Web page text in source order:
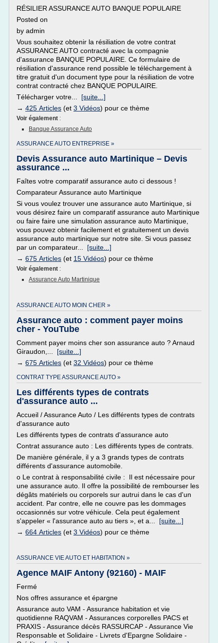
RÉSILIER ASSURANCE AUTO BANQUE POPULAIRE
Posted on
by admin
Vous souhaitez obtenir la résiliation de votre contrat
ASSURANCE AUTO contracté avec la compagnie
d'assurance BANQUE POPULAIRE. Ce formulaire de
résiliation d'assurance rend possible le téléchargement à
titre gratuit d'un document type pour la résiliation de votre
contrat contracté chez BANQUE POPULAIRE.
Télécharger votre... [suite...]
→ 425 Articles (et 3 Vidéos) pour ce thème
Voir également :
Banque Assurance Auto
ASSURANCE AUTO ENTREPRISE »
Devis Assurance auto Martinique – Devis
assurance ...
Faîtes votre comparatif assurance auto ci dessous !
Comparateur Assurance auto Martinique
Si vous voulez trouver une assurance auto Martinique, si
vous désirez faire un comparatif assurance auto Martinique
ou faire faire une simulation assurance auto Martinique,
vous pouvez obtenir facilement et gratuitement un devis
assurance auto martinique sur notre site. Si vous passez
par un comparateur... [suite...]
→ 675 Articles (et 15 Vidéos) pour ce thème
Voir également :
Assurance Auto Martinique
ASSURANCE AUTO MOIN CHER »
Assurance auto : comment payer moins
cher - YouTube
Comment payer moins cher son assurance auto ? Arnaud
Giraudon,... [suite...]
→ 675 Articles (et 32 Vidéos) pour ce thème
CONTRAT TYPE ASSURANCE AUTO »
Les différents types de contrats
d'assurance auto ...
Accueil / Assurance Auto / Les différents types de contrats
d'assurance auto
Les différents types de contrats d'assurance auto
Contrat assurance auto : Les différents types de contrats.
De manière générale, il y a 3 grands types de contrats
différents d'assurance automobile.
o Le contrat à responsabilité civile : Il est nécessaire pour
une assurance auto. Il offre la possibilité de rembourser les
dégâts matériels ou corporels sur autrui dans le cas d'un
accident. Par contre, elle ne couvre pas les dommages
occasionnés sur votre véhicule. Cela peut également
s'appeler « l'assurance auto au tiers », et a... [suite...]
→ 664 Articles (et 3 Vidéos) pour ce thème
ASSURANCE VIE AUTO ET HABITATION »
Agence MAIF Antony (92160) - MAIF
Fermé
Nos offres assurance et épargne
Assurance auto VAM - Assurance habitation et vie
quotidienne RAQVAM - Assurances corporelles PACS et
PRAXIS - Assurance décès RASSURCAP - Assurance Vie
Responsable et Solidaire - Livrets d'Epargne Solidaire -